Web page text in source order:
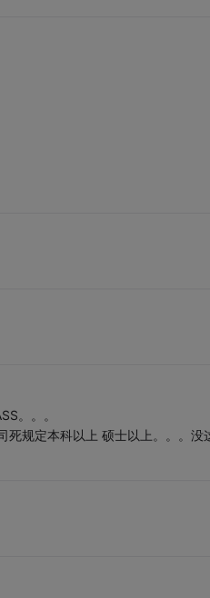
。。。
死规定本科以上 硕士以上。。。没